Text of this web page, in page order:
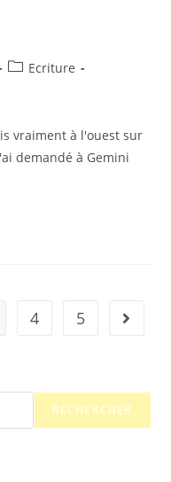
Ecriture
vraiment à l'ouest sur
demandé à Gemini
4 5
RECHERCHER